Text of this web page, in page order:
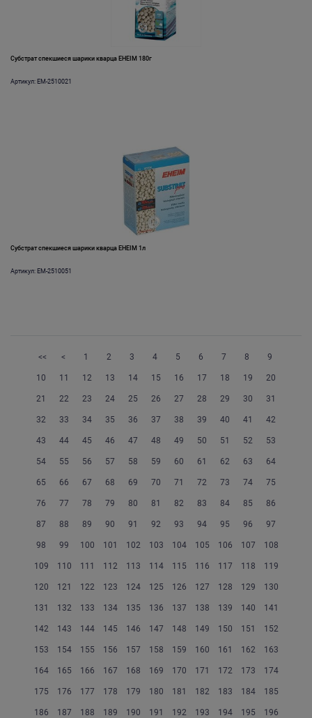
Субстрат спекшиеся шарики кварца EHEIM 180г
Артикул: EM-2510021
Субстрат спекшиеся шарики кварца EHEIM 1л
Артикул: EM-2510051
<< < 1 2 3 4 5 6 7 8 9
10 11 12 13 14 15 16 17 18 19 20
21 22 23 24 25 26 27 28 29 30 31
32 33 34 35 36 37 38 39 40 41 42
43 44 45 46 47 48 49 50 51 52 53
54 55 56 57 58 59 60 61 62 63 64
65 66 67 68 69 70 71 72 73 74 75
76 77 78 79 80 81 82 83 84 85 86
87 88 89 90 91 92 93 94 95 96 97
98 99 100 101 102 103 104 105 106 107 108
109 110 111 112 113 114 115 116 117 118 119
120 121 122 123 124 125 126 127 128 129 130
131 132 133 134 135 136 137 138 139 140 141
142 143 144 145 146 147 148 149 150 151 152
153 154 155 156 157 158 159 160 161 162 163
164 165 166 167 168 169 170 171 172 173 174
175 176 177 178 179 180 181 182 183 184 185
186 187 188 189 190 191 192 193 194 195 196